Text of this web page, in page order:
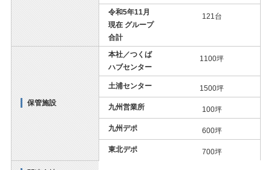
令和5年11月
現在 グループ
合計
121台
保管施設
本社／つくば
ハブセンター
1100坪
土浦センター 1500坪
九州営業所 100坪
九州デポ 600坪
東北デポ 700坪